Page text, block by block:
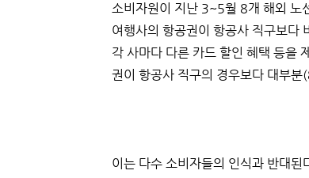
소비자원이 지난 3~5월 8개 해외
여행사의 항공권이 항공사 직구보
각 사마다 다른 카드 할인 혜택 등을
권이 항공사 직구의 경우보다 대부
이는 다수 소비자들의 인식과 반대